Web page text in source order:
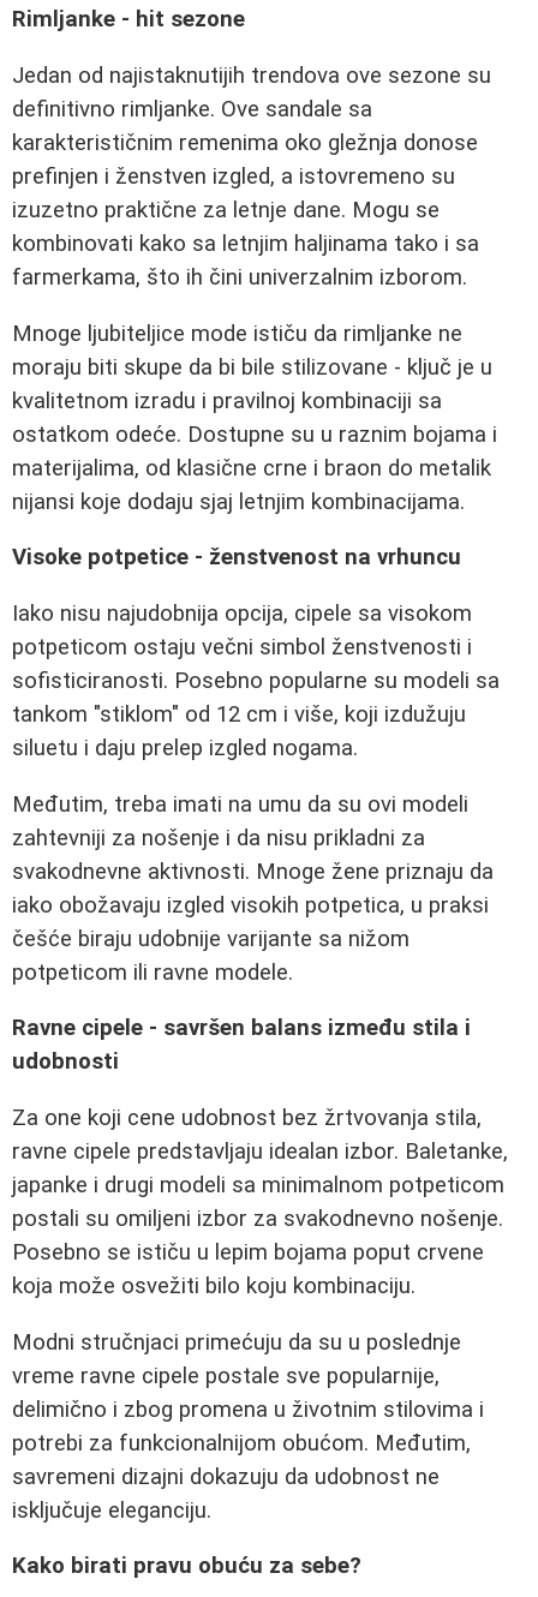
Rimljanke - hit sezone
Jedan od najistaknutijih trendova ove sezone su
definitivno rimljanke. Ove sandale sa
karakterističnim remenima oko gležnja donose
prefinjen i ženstven izgled, a istovremeno su
izuzetno praktične za letnje dane. Mogu se
kombinovati kako sa letnjim haljinama tako i sa
farmerkama, što ih čini univerzalnim izborom.
Mnoge ljubiteljice mode ističu da rimljanke ne
moraju biti skupe da bi bile stilizovane - ključ je u
kvalitetnom izradu i pravilnoj kombinaciji sa
ostatkom odeće. Dostupne su u raznim bojama i
materijalima, od klasične crne i braon do metalik
nijansi koje dodaju sjaj letnjim kombinacijama.
Visoke potpetice - ženstvenost na vrhuncu
Iako nisu najudobnija opcija, cipele sa visokom
potpeticom ostaju večni simbol ženstvenosti i
sofisticiranosti. Posebno popularne su modeli sa
tankom "stiklom" od 12 cm i više, koji izdužuju
siluetu i daju prelep izgled nogama.
Međutim, treba imati na umu da su ovi modeli
zahtevniji za nošenje i da nisu prikladni za
svakodnevne aktivnosti. Mnoge žene priznaju da
iako obožavaju izgled visokih potpetica, u praksi
češće biraju udobnije varijante sa nižom
potpeticom ili ravne modele.
Ravne cipele - savršen balans između stila i
udobnosti
Za one koji cene udobnost bez žrtvovanja stila,
ravne cipele predstavljaju idealan izbor. Baletanke,
japanke i drugi modeli sa minimalnom potpeticom
postali su omiljeni izbor za svakodnevno nošenje.
Posebno se ističu u lepim bojama poput crvene
koja može osvežiti bilo koju kombinaciju.
Modni stručnjaci primećuju da su u poslednje
vreme ravne cipele postale sve popularnije,
delimično i zbog promena u životnim stilovima i
potrebi za funkcionalnijom obućom. Međutim,
savremeni dizajni dokazuju da udobnost ne
isključuje eleganciju.
Kako birati pravu obuću za sebe?